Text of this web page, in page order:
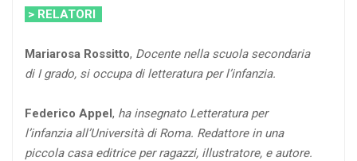
> RELATORI
Mariarosa Rossitto, Docente nella scuola secondaria
di I grado, si occupa di letteratura per l’infanzia.
Federico Appel, ha insegnato Letteratura per
l’infanzia all’Università di Roma. Redattore in una
piccola casa editrice per ragazzi, illustratore, e autore.